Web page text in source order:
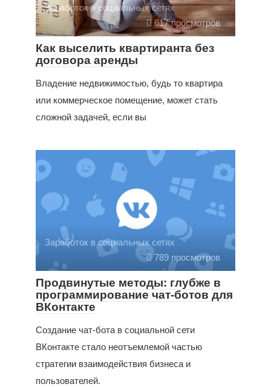
Заработок в социальных сетях
617 просмотров
Как выселить квартиранта без
договора аренды
Владение недвижимостью, будь то квартира
или коммерческое помещение, может стать
сложной задачей, если вы
Заработок в социальных сетях
789 просмотров
Продвинутые методы: глубже в
программирование чат-ботов для
ВКонтакте
Создание чат-бота в социальной сети
ВКонтакте стало неотъемлемой частью
стратегии взаимодействия бизнеса и
пользователей.